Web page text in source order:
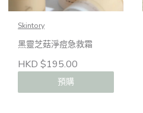
Skintory
黑靈芝菇淨痘急救霜
HKD $195.00
預購